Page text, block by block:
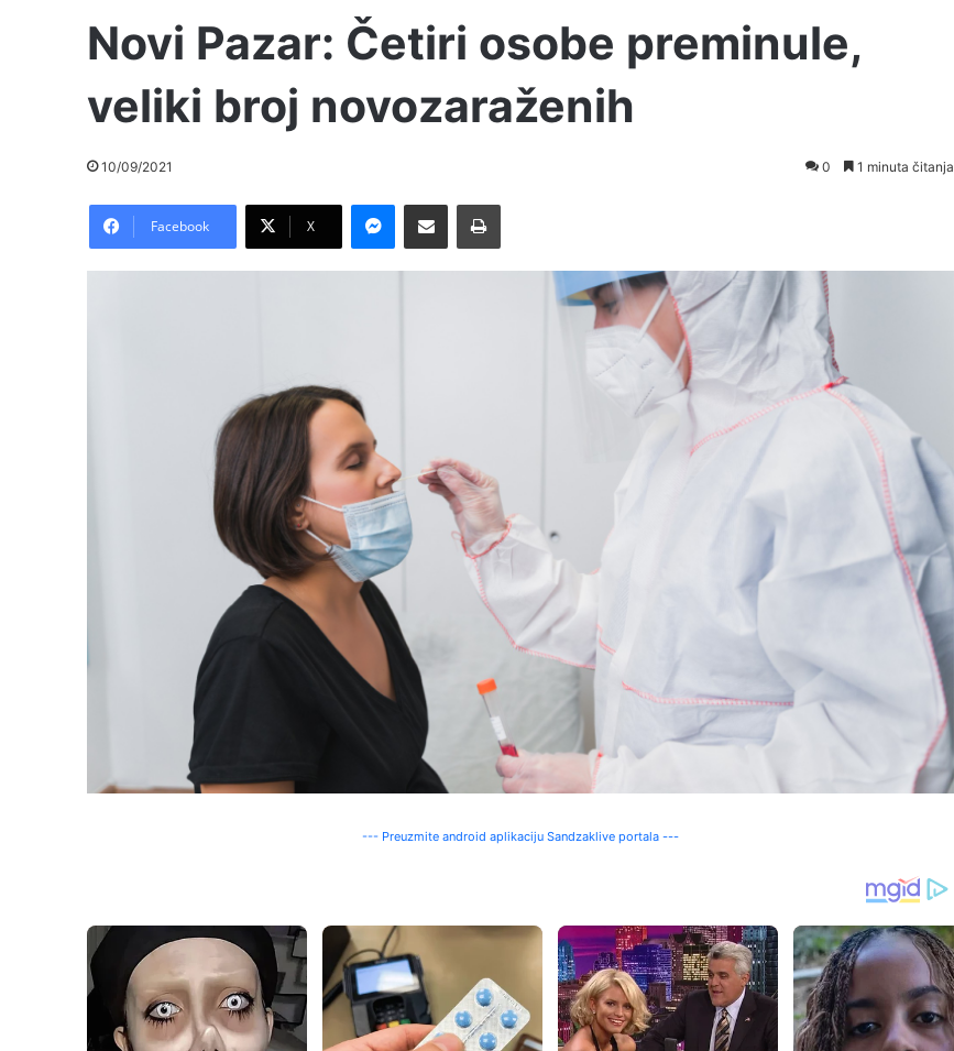
Novi Pazar: Četiri osobe preminule,
veliki broj novozaraženih
10/09/2021 0 1 minuta čitanja
Facebook X
Messenger
Pošalji preko E-Maila Printaj
--- Preuzmite android aplikaciju Sandzaklive portala ---